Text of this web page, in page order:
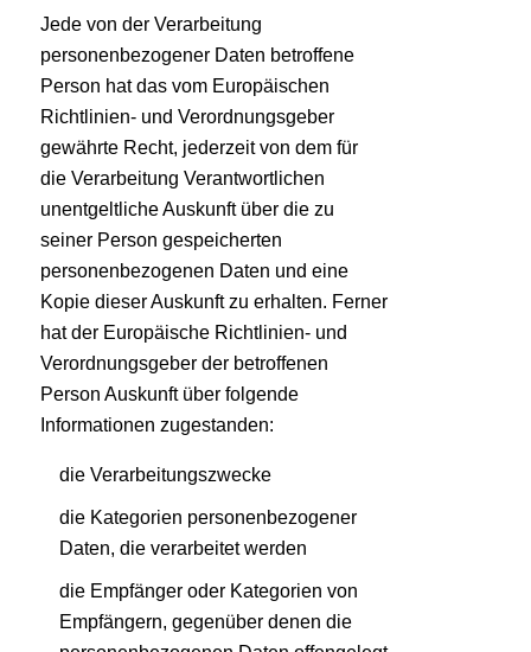
Jede von der Verarbeitung
personenbezogener Daten betroffene
Person hat das vom Europäischen
Richtlinien- und Verordnungsgeber
gewährte Recht, jederzeit von dem für
die Verarbeitung Verantwortlichen
unentgeltliche Auskunft über die zu
seiner Person gespeicherten
personenbezogenen Daten und eine
Kopie dieser Auskunft zu erhalten. Ferner
hat der Europäische Richtlinien- und
Verordnungsgeber der betroffenen
Person Auskunft über folgende
Informationen zugestanden:
die Verarbeitungszwecke
die Kategorien personenbezogener
Daten, die verarbeitet werden
die Empfänger oder Kategorien von
Empfängern, gegenüber denen die